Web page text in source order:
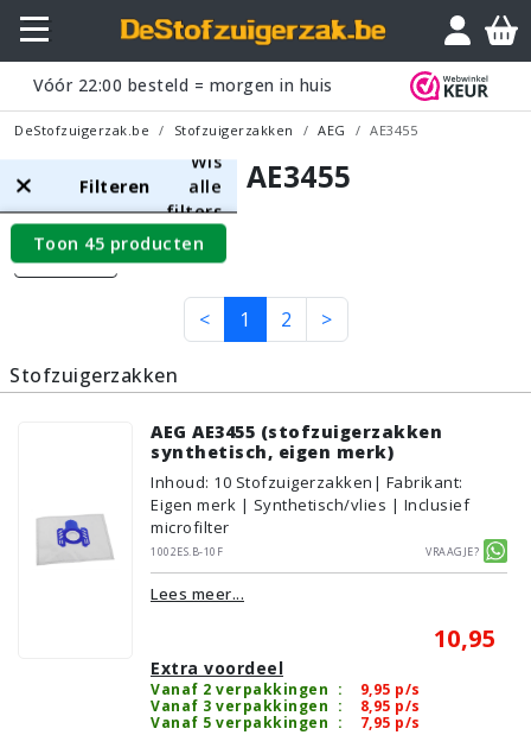
Vóór 22:00 besteld = morgen in huis
DeStofzuigerzak.be Stofzuigerzakken AEG AE3455
AEG AE3455
Filters
< 1 2 >
Filteren
Wis
alle
filters
Toon 45 producten
Stofzuigerzakken
AEG AE3455 (stofzuigerzakken
synthetisch, eigen merk)
Inhoud: 10 Stofzuigerzakken | Fabrikant:
Eigen merk | Synthetisch/vlies | Inclusief
microfilter
1002ES.B-10F
Vraagje?
Lees meer...
10,95
Extra voordeel
Vanaf 2 verpakkingen : 9,95 p/s
Vanaf 3 verpakkingen : 8,95 p/s
Vanaf 5 verpakkingen : 7,95 p/s